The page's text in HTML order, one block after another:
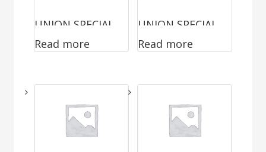
UNION SPECIAL
2200ABZ4015FA
Read more
UNION SPECIAL
2200AAZ4015FA
Read more